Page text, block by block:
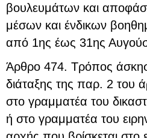
βουλευμάτων και
μέσων και ένδικων
από 1ης έως 31ης
Άρθρο 474. Τρόπος
διάταξης της παρ. 2 του
στο γραμματέα του
ή στο γραμματέα του